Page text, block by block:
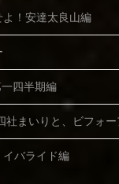
！安達太良山編
四半期編
社まいりと、ビフォー
バライド編